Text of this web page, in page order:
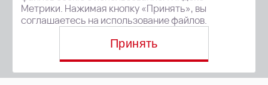
Метрики. Нажимая кнопку «Принять», вы
соглашаетесь на использование файлов.
Принять